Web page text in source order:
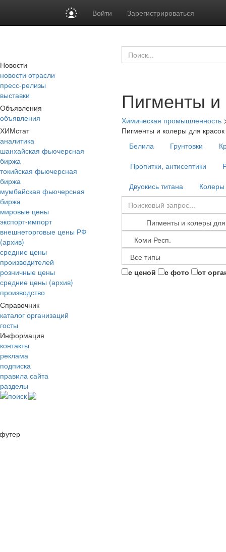
Войти Зарегистрироваться
Новости
новости отрасли
пресс-релизы
выставки
Объявления
объявления
ХИМстат
аналитика
шанхайская фьючерсная
биржа
токийская фьючерсная
биржа
мумбайская фьючерсная
биржа
мировые цены
экспорт-импорт
внешнеторговые цены РФ
(архив)
средние цены
производителей
розничные цены
средние цены (архив)
производство
Справочник
каталог организаций
госты
Информация
контакты
реклама
подписка
правила сайта
разделы
поиск
Пигменты и
Химическая промышленность
Пигменты и колеры для красок
Белила
Грунтовки
Пропитки, антисептики
Двуокись титана
Колеры
с ценой с фото от
футер